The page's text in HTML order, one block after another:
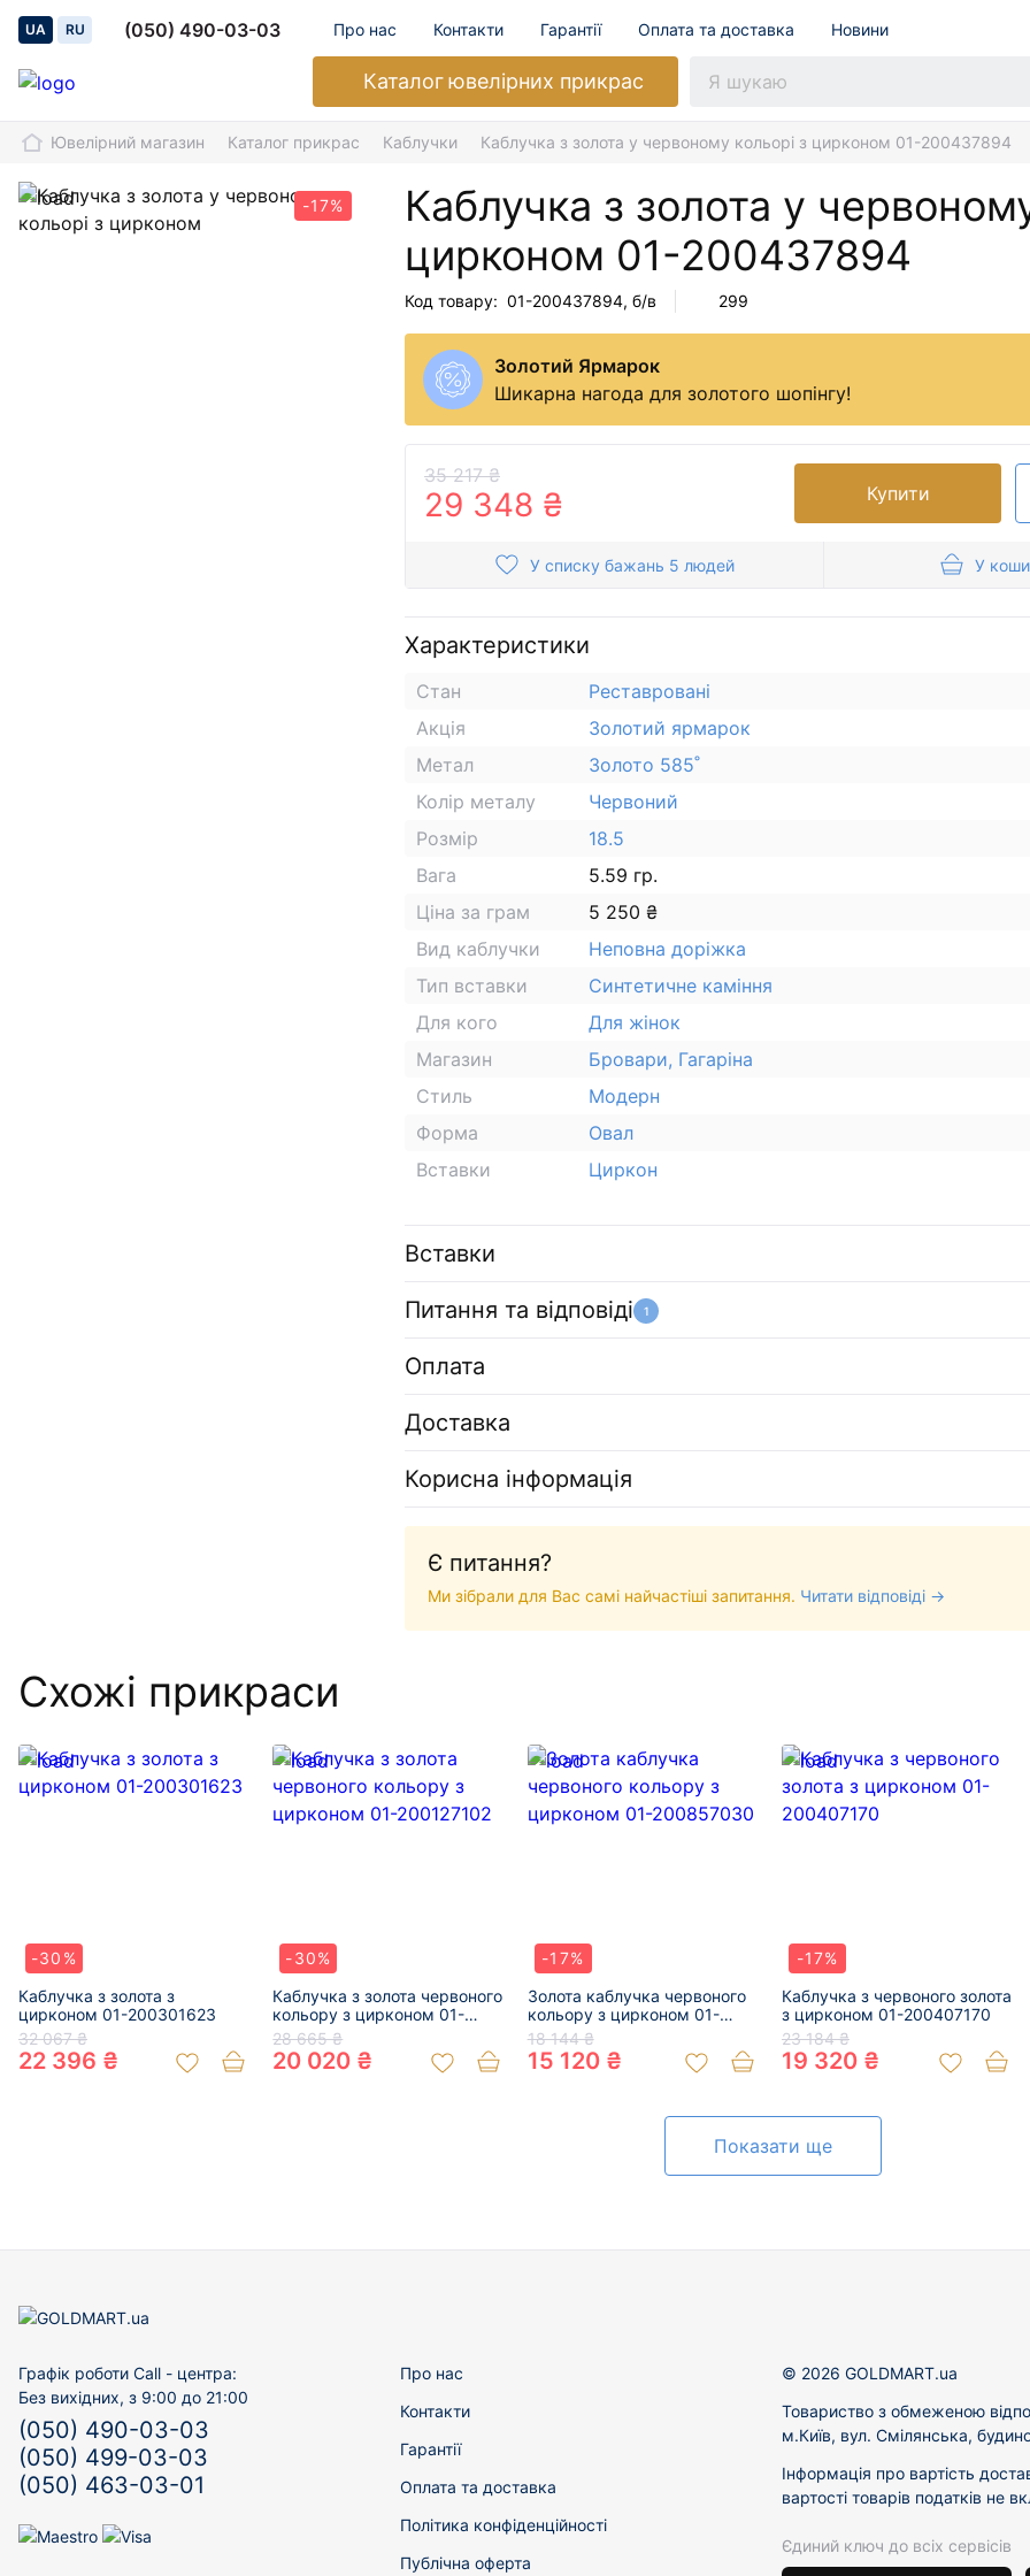
UA RU (050) 490-03-03 Про нас Контакти Гарантії Оплата та доставка Новини
Каталогювелірних прикрас
Ювелірний магазин Каталог прикрас Каблучки Каблучка з золота у червоному кольорі з цирконом 01-200437894
-17%
Каблучка з золота у
цирконом 01-200437894
Код товару: 01-200437894, б/в 299
Золотий Ярмарок
Шикарна нагода для золотого шопінгу!
35 217 ₴
29 348 ₴ Купити
У списку бажань 5 людей У
Характеристики
Стан
Реставровані
Акція
Золотий ярмарок
Метал
Золото 585˚
Колір металу
Червоний
Розмір
18.5
Вага
5.59 гр.
Ціна за грам
5 250 ₴
Вид каблучки
Неповна доріжка
Тип вставки
Синтетичне каміння
Для кого
Для жінок
Магазин
Бровари, Гагаріна
Стиль
Модерн
Форма
Овал
Вставки
Циркон
Вставки
Питання та відповіді 1
Оплата
Доставка
Корисна інформація
Є питання?
Ми зібрали для Вас самі найчастіші запитання. Читати відповіді →
Схожі прикраси
-30%
Каблучка з золота з
цирконом 01-200301623
32 067 ₴
22 396 ₴
-30%
Каблучка з золота червоного
кольору з цирконом 01-
200127102
28 665 ₴
20 020 ₴
-17%
Золота каблучка червоного
кольору з цирконом 01-
200857030
18 144 ₴
15 120 ₴
-17%
Каблучка з червоного золота
з цирконом 01-200407170
23 184 ₴
19 320 ₴
Показати ще
Графік роботи Call - центра:
Без вихідних, з 9:00 до 21:00
(050) 490-03-03
(050) 499-03-03
(050) 463-03-01
Про нас
Контакти
Гарантії
Оплата та доставка
Політика конфіденційності
Публічна оферта
© 2026 GOLDMART.ua
Товариство з обмеженою
м.Київ, вул. Смілянська,
Інформація про вартість
вартості товарів податків не
Єдиний ключ до всіх сервісів